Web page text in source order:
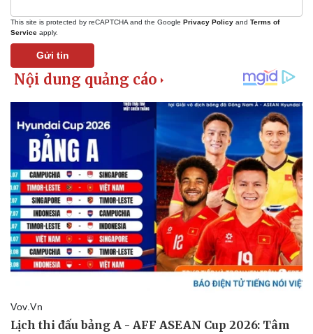
Hậu trường
This site is protected by reCAPTCHA and the Google Privacy Policy and Terms of
Service apply.
Gửi tin